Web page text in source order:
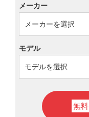
メーカー
モデル
無料